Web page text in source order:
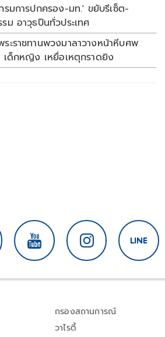
รมการปกครอง-มท.' ขยับรีเซ็ต-
ม อาวุธปืนทั่วประเทศ
ระราชทานพวงมาลาวางหน้าหีบศพ
ด็กหญิง เหยื่อเหตุกราดยิง
กรองสถานการณ์
วาไรตี้